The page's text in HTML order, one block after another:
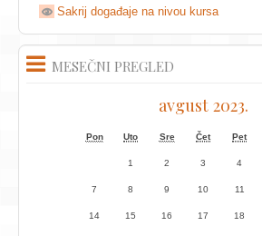
Sakrij događaje na nivou kursa
MESEČNI PREGLED
avgust 2023.
Pon Uto Sre Čet Pet
1 2 3 4
7 8 9 10 11
14 15 16 17 18